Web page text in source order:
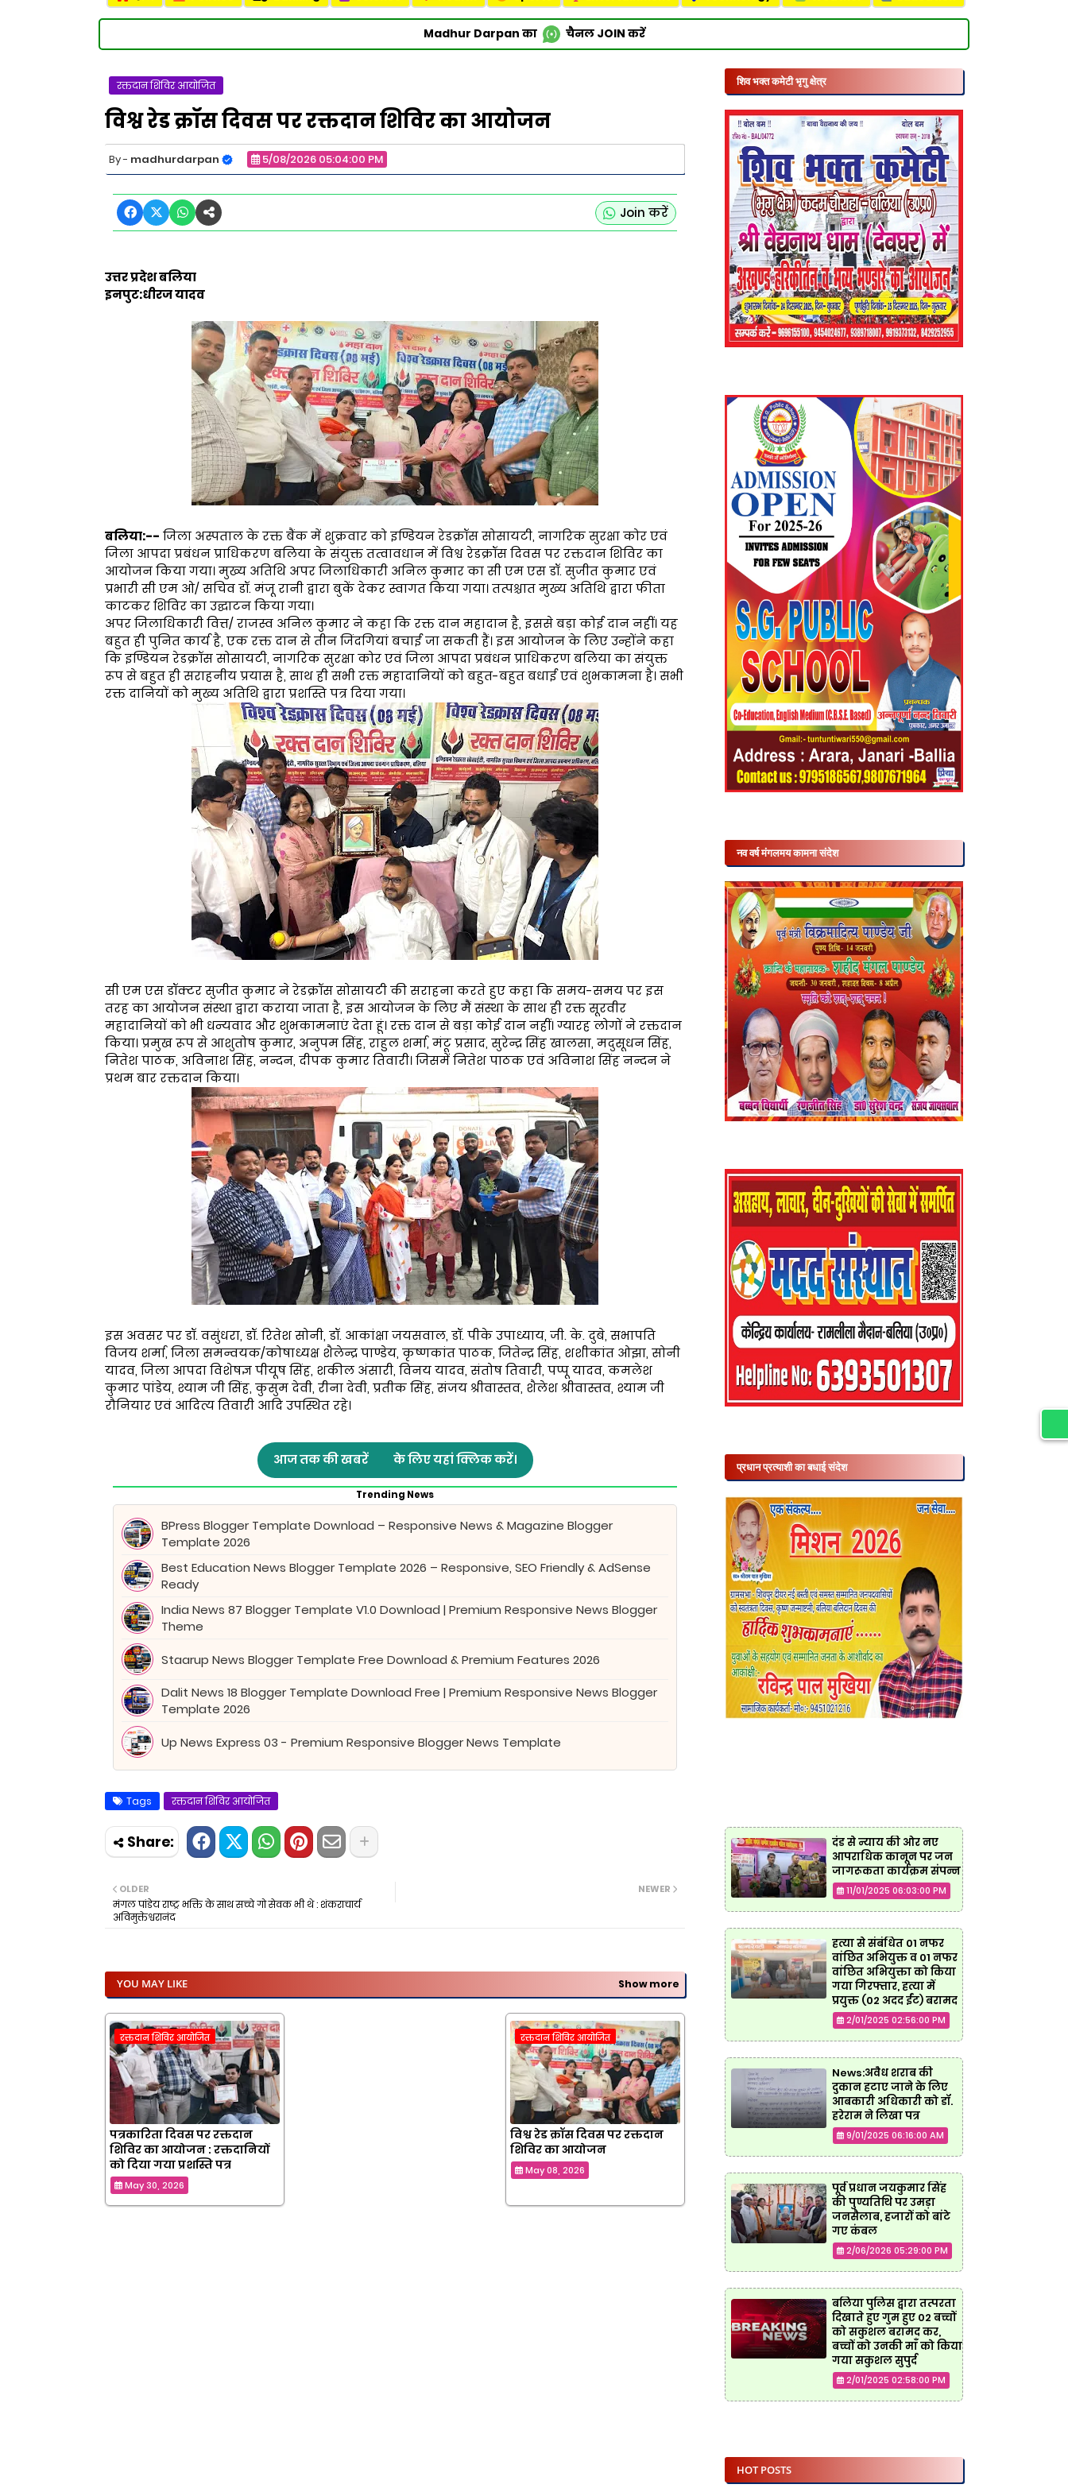
Madhur Darpan का चैनल JOIN करें
रक्तदान शिविर आयोजित
विश्व रेड क्रॉस दिवस पर रक्तदान शिविर का आयोजन
madhurdarpan 5/08/2026 05:04:00 PM
Join करें
उत्तर प्रदेश बलिया
इनपुट:धीरज यादव
बलिया:-- जिला अस्पताल के रक्त बैंक में शुक्रवार को इण्डियन रेडक्रॉस सोसायटी, नागरिक सुरक्षा कोर एवं
जिला आपदा प्रबंधन प्राधिकरण बलिया के संयुक्त तत्वावधान में विश्व रेडक्रॉस दिवस पर रक्तदान शिविर का
आयोजन किया गया। मुख्य अतिथि अपर जिलाधिकारी अनिल कुमार का सी एम एस डॉ. सुजीत कुमार एवं
प्रभारी सी एम ओ/ सचिव डॉ. मंजू रानी द्वारा बुकें देकर स्वागत किया गया। तत्पश्चात मुख्य अतिथि द्वारा फीता
काटकर शिविर का उद्घाटन किया गया।
अपर जिलाधिकारी वित्त/ राजस्व अनिल कुमार ने कहा कि रक्त दान महादान है, इससे बड़ा कोई दान नहीं। यह
बहुत ही पुनित कार्य है, एक रक्त दान से तीन जिंदगियां बचाई जा सकती हैं। इस आयोजन के लिए उन्होंने कहा
कि इण्डियन रेडक्रॉस सोसायटी, नागरिक सुरक्षा कोर एवं जिला आपदा प्रबंधन प्राधिकरण बलिया का संयुक्त
रूप से बहुत ही सराहनीय प्रयास है, साथ ही सभी रक्त महादानियों को बहुत-बहुत बधाई एवं शुभकामना है। सभी
रक्त दानियों को मुख्य अतिथि द्वारा प्रशस्ति पत्र दिया गया।
सी एम एस डॉक्टर सुजीत कुमार ने रेडक्रॉस सोसायटी की सराहना करते हुए कहा कि समय-समय पर इस
तरह का आयोजन संस्था द्वारा कराया जाता है, इस आयोजन के लिए मैं संस्था के साथ ही रक्त सूरवीर
महादानियों को भी धन्यवाद और शुभकामनाएं देता हूं। रक्त दान से बड़ा कोई दान नहीं। ग्यारह लोगों ने रक्तदान
किया। प्रमुख रूप से आशुतोष कुमार, अनुपम सिंह, राहुल शर्मा, मंटू प्रसाद, सुरेन्द्र सिंह खालसा, मदुसूधन सिंह,
नितेश पाठक, अविनाश सिंह, नन्दन, दीपक कुमार तिवारी। जिसमें नितेश पाठक एवं अविनाश सिंह नन्दन ने
प्रथम बार रक्तदान किया।
इस अवसर पर डॉ. वसुंधरा, डॉ. रितेश सोनी, डॉ. आकांक्षा जयसवाल, डॉ. पीके उपाध्याय, जी. के. दुबे, सभापति
विजय शर्मा, जिला समन्वयक/कोषाध्यक्ष शैलेन्द्र पाण्डेय, कृष्णकांत पाठक, जितेन्द्र सिंह, शशीकांत ओझा, सोनी
यादव, जिला आपदा विशेषज्ञ पीयूष सिंह, शकील अंसारी, विनय यादव, संतोष तिवारी, पप्पू यादव, कमलेश
कुमार पांडेय, श्याम जी सिंह, कुसुम देवी, रीना देवी, प्रतीक सिंह, संजय श्रीवास्तव, शैलेश श्रीवास्तव, श्याम जी
रौनियार एवं आदित्य तिवारी आदि उपस्थित रहे।
आज तक की खबरें के लिए यहां क्लिक करें।
Trending News
BPress Blogger Template Download – Responsive News & Magazine Blogger
Template 2026
Best Education News Blogger Template 2026 – Responsive, SEO Friendly & AdSense
Ready
India News 87 Blogger Template V1.0 Download | Premium Responsive News Blogger
Theme
Staarup News Blogger Template Free Download & Premium Features 2026
Dalit News 18 Blogger Template Download Free | Premium Responsive News Blogger
Template 2026
Up News Express 03 - Premium Responsive Blogger News Template
Tags रक्तदान शिविर आयोजित
NEWER
OLDER
मंगल पांडेय राष्ट्र भक्ति के साथ सच्चे गो सेवक भी थे : शंकराचार्य
अविमुक्तेश्वरानंद
YOU MAY LIKE Show more
रक्तदान शिविर आयोजित
पत्रकारिता दिवस पर रक्तदान
शिविर का आयोजन : रक्तदानियों
को दिया गया प्रशस्ति पत्र
May 30, 2026
रक्तदान शिविर आयोजित
विश्व रेड क्रॉस दिवस पर रक्तदान
शिविर का आयोजन
May 08, 2026
शिव भक्त कमेटी भृगु क्षेत्र
नव वर्ष मंगलमय कामना संदेश
प्रधान प्रत्याशी का बधाई संदेश
दंड से न्याय की ओर नए
आपराधिक कानून पर जन
जागरूकता कार्यक्रम संपन्न
11/01/2025 06:03:00 PM
हत्या से संबंधित 01 नफर
वांछित अभियुक्त व 01 नफर
वांछित अभियुक्ता को किया
गया गिरफ्तार, हत्या में
प्रयुक्त (02 अदद ईंट) बरामद
2/01/2025 02:56:00 PM
News:अवैध शराब की
दुकान हटाए जाने के लिए
आबकारी अधिकारी को डॉ.
हरेराम ने लिखा पत्र
9/01/2025 06:16:00 AM
पूर्व प्रधान जयकुमार सिंह
की पुण्यतिथि पर उमड़ा
जनसैलाब, हजारों को बांटे
गए कंबल
2/06/2026 05:29:00 PM
बलिया पुलिस द्वारा तत्परता
दिखाते हुए गुम हुए 02 बच्चों
को सकुशल बरामद कर,
बच्चों को उनकी माँ को किया
गया सकुशल सुपुर्द
2/01/2025 02:58:00 PM
HOT POSTS